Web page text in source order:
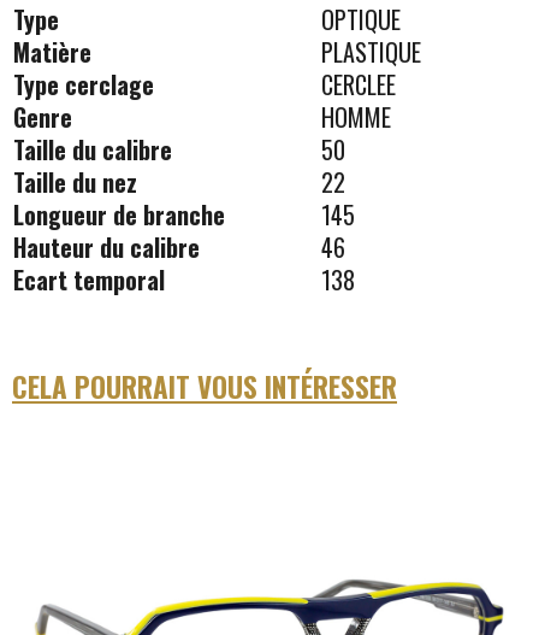
Type
OPTIQUE
Matière
PLASTIQUE
Type cerclage
CERCLEE
Genre
HOMME
Taille du calibre
50
Taille du nez
22
Longueur de branche
145
Hauteur du calibre
46
Ecart temporal
138
CELA POURRAIT VOUS INTÉRESSER